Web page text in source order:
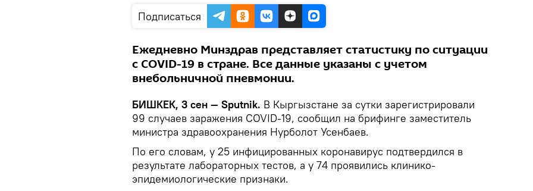
Подписаться
Ежедневно Минздрав представляет статистику по ситуации
с COVID-19 в стране. Все данные указаны с учетом
внебольничной пневмонии.
БИШКЕК, 3 сен — Sputnik. В Кыргызстане за сутки зарегистрировали
99 случаев заражения COVID-19, сообщил на брифинге заместитель
министра здравоохранения Нурболот Усенбаев.
По его словам, у 25 инфицированных коронавирус подтвердился в
результате лабораторных тестов, а у 74 проявились клинико-
эпидемиологические признаки.